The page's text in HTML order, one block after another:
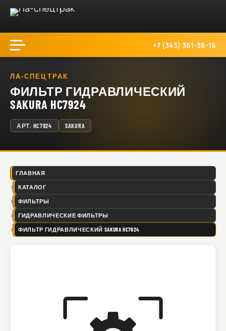
+7 (343) 361-36-16
ЛА-СПЕЦТРАК
ФИЛЬТР ГИДРАВЛИЧЕСКИЙ
SAKURA HC7924
АРТ. HC7924 SAKURA
ГЛАВНАЯ
КАТАЛОГ
ФИЛЬТРЫ
ГИДРАВЛИЧЕСКИЕ ФИЛЬТРЫ
ФИЛЬТР ГИДРАВЛИЧЕСКИЙ SAKURA HC7924